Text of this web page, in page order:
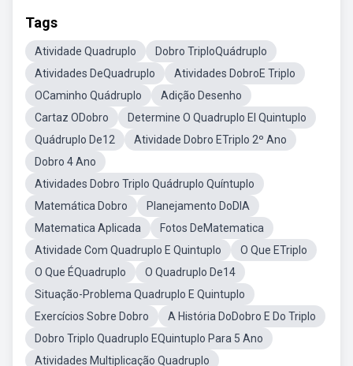
Tags
Atividade Quadruplo
Dobro TriploQuádruplo
Atividades DeQuadruplo
Atividades DobroE Triplo
OCaminho Quádruplo
Adição Desenho
Cartaz ODobro
Determine O Quadruplo EI Quintuplo
Quádruplo De12
Atividade Dobro ETriplo 2º Ano
Dobro 4 Ano
Atividades Dobro Triplo Quádruplo Quíntuplo
Matemática Dobro
Planejamento DoDIA
Matematica Aplicada
Fotos DeMatematica
Atividade Com Quadruplo E Quintuplo
O Que ETriplo
O Que ÉQuadruplo
O Quadruplo De14
Situação-Problema Quadruplo E Quintuplo
Exercícios Sobre Dobro
A História DoDobro E Do Triplo
Dobro Triplo Quadruplo EQuintuplo Para 5 Ano
Atividades Multiplicação Quadruplo